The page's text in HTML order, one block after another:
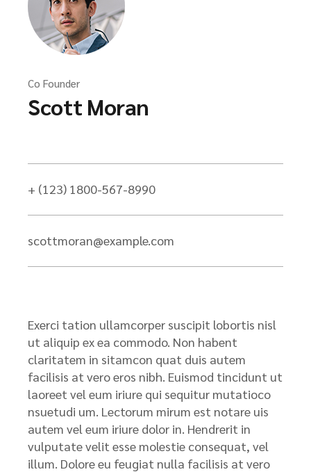
Co Founder
Scott Moran
+ (123) 1800-567-8990
scottmoran@example.com
Exerci tation ullamcorper suscipit lobortis nisl
ut aliquip ex ea commodo. Non habent
claritatem in sitamcon quat duis autem
facilisis at vero eros nibh. Euismod tincidunt ut
laoreet vel eum iriure qui sequitur mutatioco
nsuetudi um. Lectorum mirum est notare uis
autem vel eum iriure dolor in. Hendrerit in
vulputate velit esse molestie consequat, vel
illum. Dolore eu feugiat nulla facilisis at vero